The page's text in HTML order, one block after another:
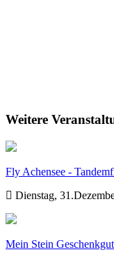
Weitere
Fly Achensee -
Dienstag,
Mein Stein